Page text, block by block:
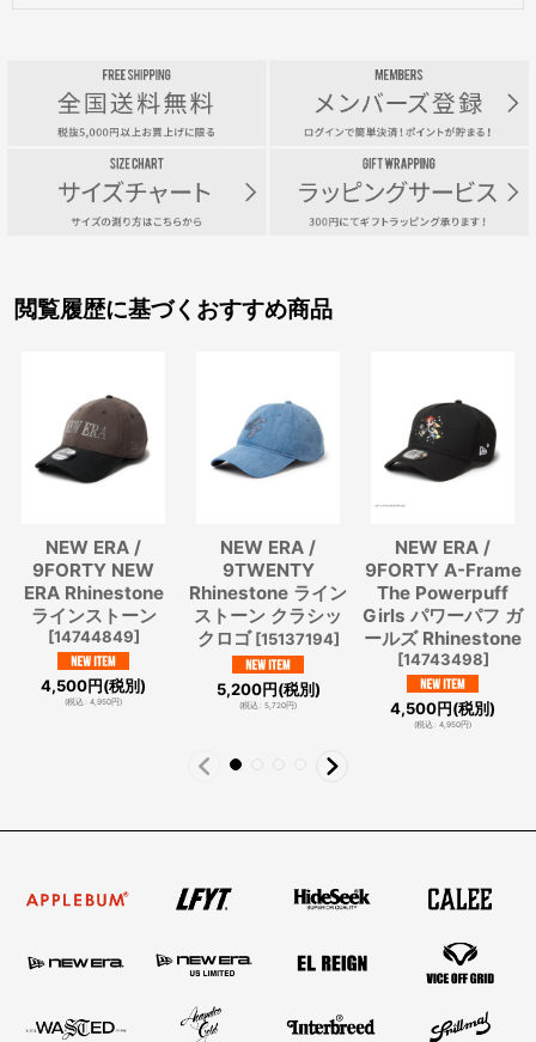
閲覧履歴に基づくおすすめ商品
NEW ERA /
9FORTY NEW
ERA Rhinestone
ラインストーン
[14744849]
4,500円(税別)
(税込: 4,950円)
NEW ERA /
9TWENTY
Rhinestone ライン
ストーン クラシッ
クロゴ [15137194]
5,200円(税別)
(税込: 5,720円)
NEW ERA /
9FORTY A-Frame
The Powerpuff
Girls パワーパフ ガ
ールズ Rhinestone
[14743498]
4,500円(税別)
(税込: 4,950円)